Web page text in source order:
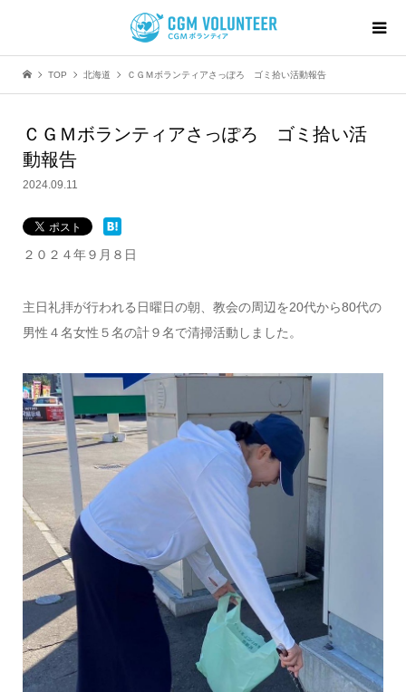
TOP 北海道 ＣＧＭボランティアさっぽろ ゴミ拾い活動報告
ＣＧＭボランティアさっぽろ ゴミ拾い活
動報告
2024.09.11
２０２４年９月８日
主日礼拝が行われる日曜日の朝、教会の周辺を20代から80代の
男性４名女性５名の計９名で清掃活動しました。